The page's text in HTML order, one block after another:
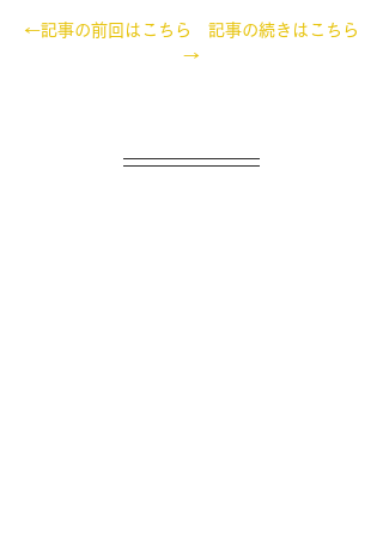
←記事の前回はこちら
記事の続きはこちら
→